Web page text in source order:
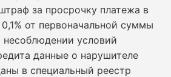
за просрочку платежа в
от первоначальной суммы
условий
данные о нарушителе
в специальный реестр